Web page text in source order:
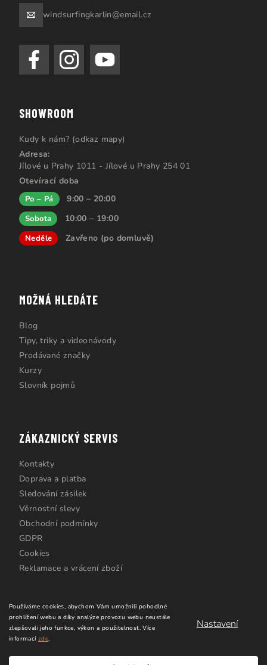
Používáme cookies, abychom Vám umožnili pohodlné
prohlížení webu a díky analýze provozu webu neustále
zlepšovali jeho funkce, výkon a použitelnost.Více
informacízde.
Nastavení
windsurfingkarlin@email.cz
SHOWROOM
Kudy k nám? (odkaz mapy)
Adresa:
Jílové u Prahy 1011 - Jílové u Prahy 254 01
Otevírací doba
Po – Pá 9:00 – 20:00
Sobota 10:00 – 19:00
Neděle Zavřeno (po domluvě)
MOŽNÁ HLEDÁTE
Blog
Tipy, triky a videonávody
Prodávané značky
Kurzy
Slovník pojmů
ZÁKAZNICKÝ SERVIS
Kontakty
Doprava a platba
Sledování zásilek
Věrnostní slevy
Obchodní podmínky
GDPR
Cookies
Reklamace a vrácení zboží
vyhrazena.Upravit nastavení cookies